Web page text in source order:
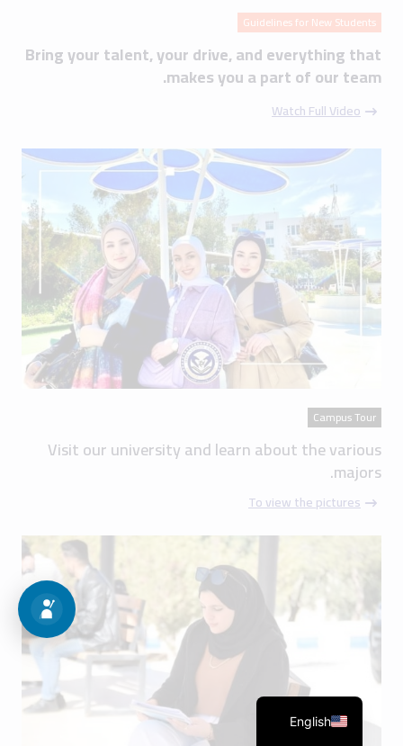
Guidelines for New Students
Bring your talent, your drive, and everything that
makes you a part of our team.
Watch Full Video
Campus Tour
Visit our university and learn about the various
majors.
To view the pictures
English